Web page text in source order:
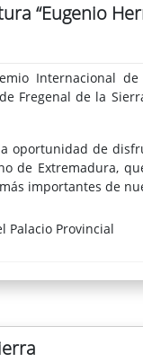
“Eugenio
Internacional de
Fregenal de la
oportunidad de
de Extremadura,
importantes de
Palacio Provincial